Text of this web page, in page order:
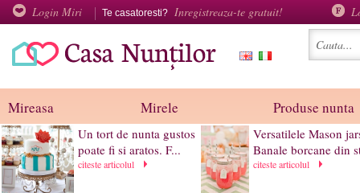
Login Miri Te casatoresti? Inregistreaza-te gratuit!
Mireasa Mirele Produse nunta
Un tort de nunta gustos
poate fi si aratos. F...
citeste articolul
Versatilele Mason
Banale borcane din
citeste articolul